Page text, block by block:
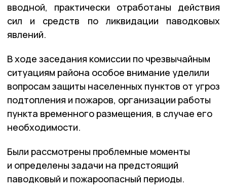
вводной, практически отработаны действия
сил и средств по ликвидации паводковых
явлений.
В ходе заседания комиссии по чрезвычайным
ситуациям района особое внимание уделили
вопросам защиты населенных пунктов от угроз
подтопления и пожаров, организации работы
пункта временного размещения, в случае его
необходимости.
Были рассмотрены проблемные моменты
и определены задачи на предстоящий
паводковый и пожароопасный периоды.